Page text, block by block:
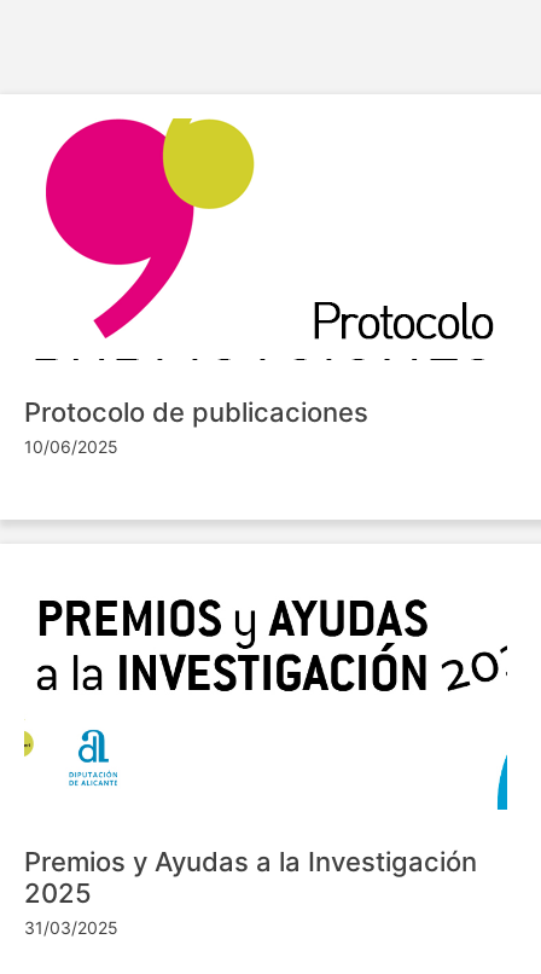
Protocolo de publicaciones
10/06/2025
Premios y Ayudas a la Investigación
2025
31/03/2025